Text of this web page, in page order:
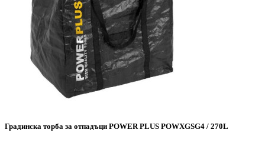
Градинска торба за отпадъци POWER PLUS POWXGSG4 / 270L